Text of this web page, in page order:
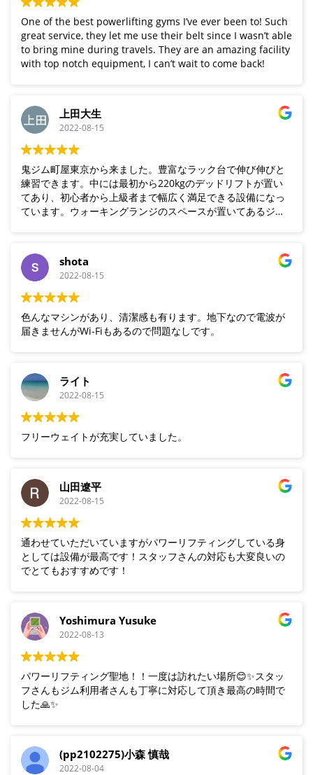
One of the best powerlifting gyms I’ve ever been to! Such
great service, they let me use their belt since I wasn’t able
to bring mine during travels. They are an amazing facility
with top notch equipment, I can’t wait to come back!
上田大生
2022-08-15
鬼ジム町屋東京から来ました。豊富なラック台で伸び伸びと
練習できます。中には最初から220kgのデッドリフトが置い
てあり、初心者から上級者まで幅広く満足できる設備になっ
ています。ウォーキングランジのスペースが置いてあるジム
利用ですがあっという間に3時間経ってました。また大阪に寄
る際は足を運ぼうかと思います。会員の人達とも交流でき
て、充実した時間を過ごせました。ありがとうございます。
shota
2022-08-15
色んなマシンがあり、清潔感も有ります。地下なので電波が
届きませんがWi-Fiもあるので問題なしです。
ライト
2022-08-15
フリーウェイトが充実していました。
山田遼平
2022-08-15
通わせていただいていますがパワーリフティングしている身
としては設備が最高です！スタッフさんの対応も大変良いの
でとてもおすすめです！
Yoshimura Yusuke
2022-08-13
パワーリフティング聖地！！一度は訪れたい場所😊✨スタッ
フさんもジム利用者さんも丁寧に対応して頂き最高の時間で
した🙏✨
(pp2102275)小森 慎哉
2022-08-04